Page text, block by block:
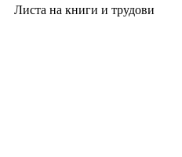
Листа на книги и трудови